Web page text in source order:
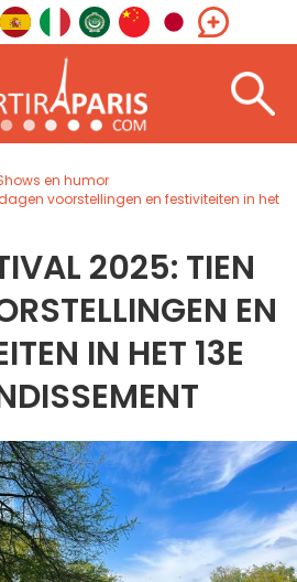
en humor
voorstellingen en festiviteiten in het
2025: TIEN
EN
IN HET 13E